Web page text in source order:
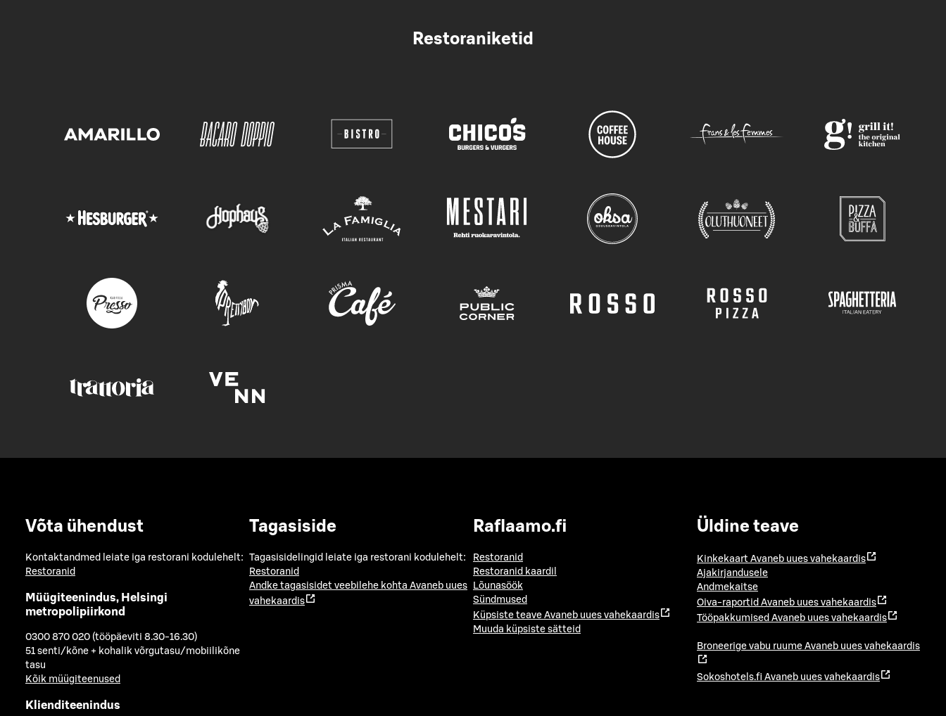
Restoraniketid
Võta ühendust
Kontaktandmed leiate iga restorani kodulehelt:
Restoranid
Müügiteenindus, Helsingi
metropolipiirkond
0300 870 020 (tööpäeviti 8.30-16.30)
51 senti/kõne + kohalik võrgutasu/mobiilikõne
tasu
Kõik müügiteenused
Klienditeenindus
Tagasiside
Tagasisidelingid leiate iga restorani kodulehelt:
Restoranid
Andke tagasisidet veebilehe kohta Avaneb uues
vahekaardis
Raflaamo.fi
Restoranid
Restoranid kaardil
Lõunasöök
Sündmused
Küpsiste teave Avaneb uues vahekaardis
Muuda küpsiste sätteid
Üldine teave
Kinkekaart Avaneb uues vahekaardis
Ajakirjandusele
Andmekaitse
Oiva-raportid Avaneb uues vahekaardis
Tööpakkumised Avaneb uues vahekaardis
Broneerige vabu ruume Avaneb uues vahekaardis
Sokoshotels.fi Avaneb uues vahekaardis